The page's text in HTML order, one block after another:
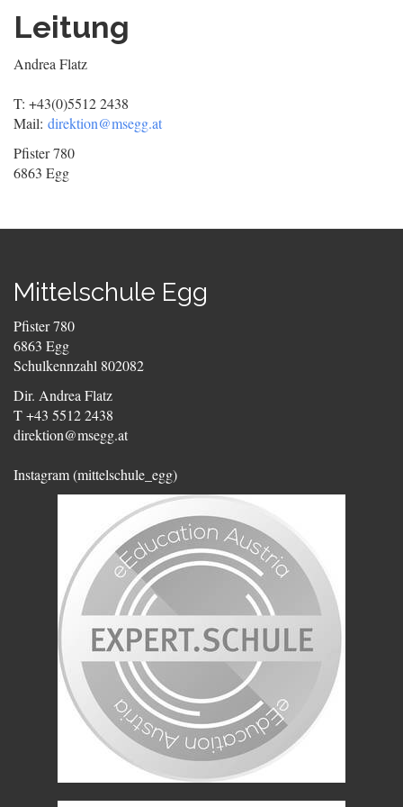
Leitung
Andrea Flatz
T: +43(0)5512 2438
Mail: direktion@msegg.at
Pfister 780
6863 Egg
Mittelschule Egg
Pfister 780
6863 Egg
Schulkennzahl 802082
Dir. Andrea Flatz
T +43 5512 2438
direktion@msegg.at
Instagram (mittelschule_egg)